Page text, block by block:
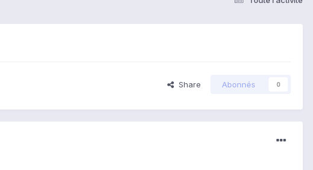
Share Abonnés 0